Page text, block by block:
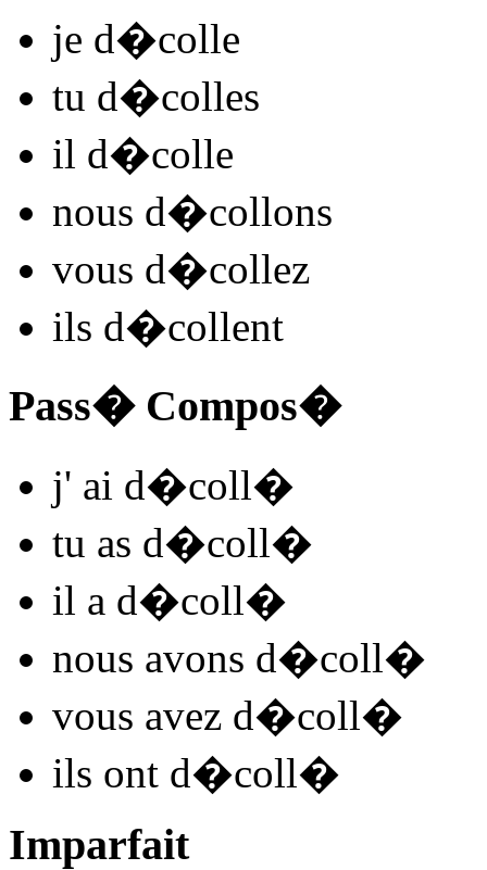
je d�colle
tu d�colles
il d�colle
nous d�collons
vous d�collez
ils d�collent
Pass� Compos�
j' ai d�coll�
tu as d�coll�
il a d�coll�
nous avons d�coll�
vous avez d�coll�
ils ont d�coll�
Imparfait